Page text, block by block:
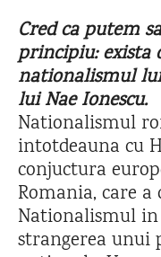
Cred ca putem
principiu: exista
nationalismul lui
lui Nae Ionescu.
Nationalismul
intotdeauna cu
conjuctura
Romania, care
Nationalismul
strangerea